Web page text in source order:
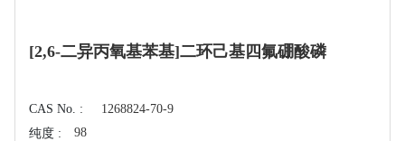
[2,6-二异丙氧基苯基]二环己基四氟硼酸磷
CAS No. :
1268824-70-9
纯度 :
98